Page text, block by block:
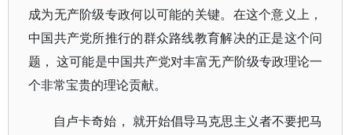
成为无产阶级专政何以可能的关键。在这个意义上，
中国共产党所推行的群众路线教育解决的正是这个问
题， 这可能是中国共产党对丰富无产阶级专政理论一
个非常宝贵的理论贡献。
自卢卡奇始， 就开始倡导马克思主义者不要把马